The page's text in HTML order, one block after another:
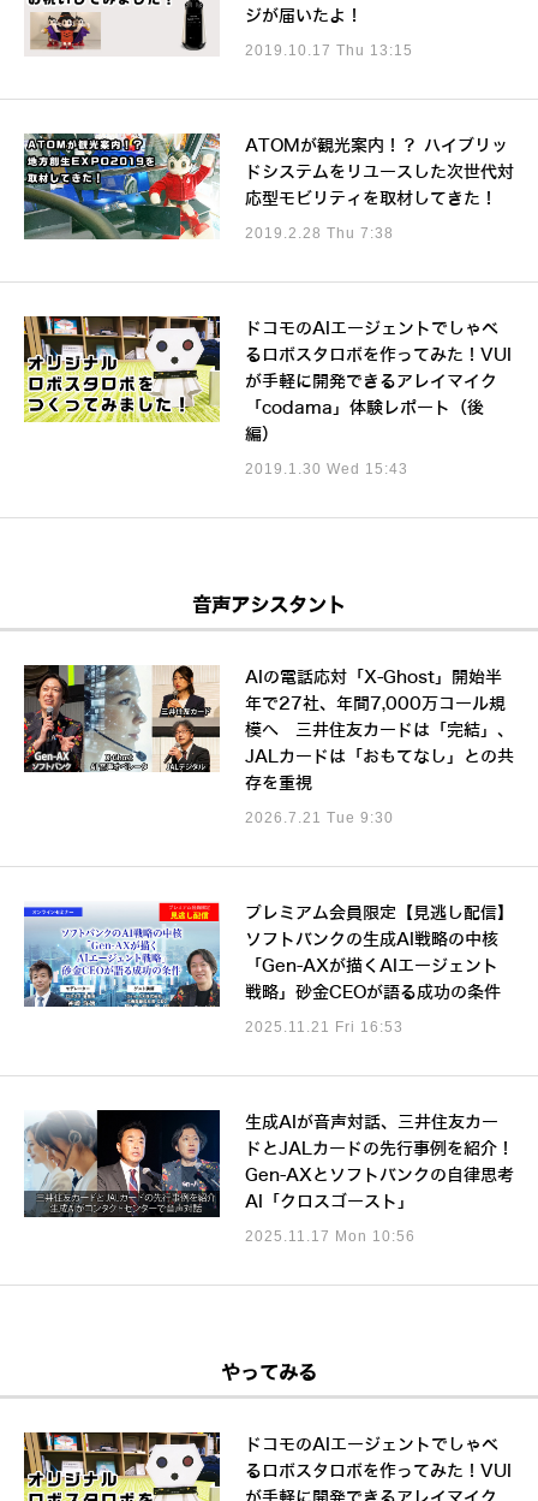
ジが届いたよ！
2019.10.17 Thu 13:15
ATOMが観光案内！？ ハイブリッ
ドシステムをリユースした次世代対
応型モビリティを取材してきた！
2019.2.28 Thu 7:38
ドコモのAIエージェントでしゃべ
るロボスタロボを作ってみた！VUI
が手軽に開発できるアレイマイク
「codama」体験レポート（後
編）
2019.1.30 Wed 15:43
音声アシスタント
AIの電話応対「X-Ghost」開始半
年で27社、年間7,000万コール規
模へ 三井住友カードは「完結」、
JALカードは「おもてなし」との共
存を重視
2026.7.21 Tue 9:30
プレミアム会員限定【見逃し配信】
ソフトバンクの生成AI戦略の中核
「Gen-AXが描くAIエージェント
戦略」砂金CEOが語る成功の条件
2025.11.21 Fri 16:53
生成AIが音声対話、三井住友カー
ドとJALカードの先行事例を紹介！
Gen-AXとソフトバンクの自律思考
AI「クロスゴースト」
2025.11.17 Mon 10:56
やってみる
ドコモのAIエージェントでしゃべ
るロボスタロボを作ってみた！VUI